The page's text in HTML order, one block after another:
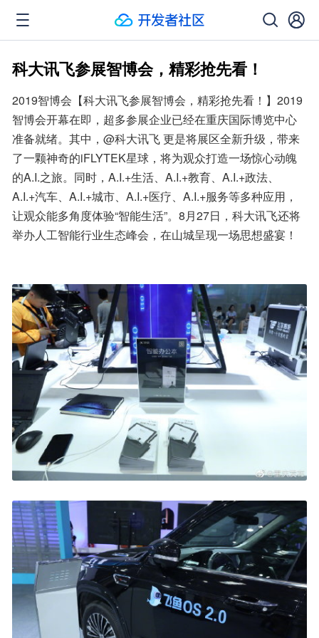
科大讯飞参展智博会，精彩抢先看！
2019智博会【科大讯飞参展智博会，精彩抢先看！】2019
智博会开幕在即，超多参展企业已经在重庆国际博览中心
准备就绪。其中，@科大讯飞 更是将展区全新升级，带来
了一颗神奇的iFLYTEK星球，将为观众打造一场惊心动魄
的A.I.之旅。同时，A.I.+生活、A.I.+教育、A.I.+政法、
A.I.+汽车、A.I.+城市、A.I.+医疗、A.I.+服务等多种应用，
让观众能多角度体验“智能生活”。8月27日，科大讯飞还将
举办人工智能行业生态峰会，在山城呈现一场思想盛宴！